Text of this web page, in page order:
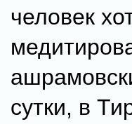
человек
сутки, в